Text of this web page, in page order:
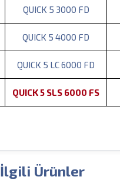
QUICK 5 3000 FD
QUICK 5 4000 FD
QUICK 5 LC 6000 FD
QUICK 5 SLS 6000 FS
İlgili Ürünler